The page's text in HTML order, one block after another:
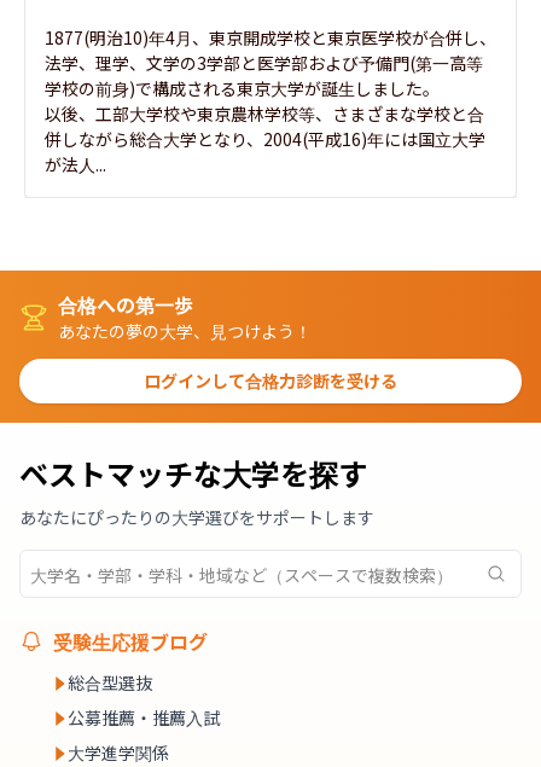
1877(明治10)年4月、東京開成学校と東京医学校が合併し、
法学、理学、文学の3学部と医学部および予備門(第一高等
学校の前身)で構成される東京大学が誕生しました。
以後、工部大学校や東京農林学校等、さまざまな学校と合
併しながら総合大学となり、2004(平成16)年には国立大学
が法人...
合格への第一歩
あなたの夢の大学、見つけよう！
ログインして合格力診断を受ける
ベストマッチな大学を探す
あなたにぴったりの大学選びをサポートします
受験生応援ブログ
総合型選抜
公募推薦・推薦入試
大学進学関係